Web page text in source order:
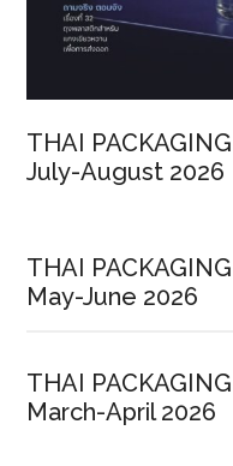
THAI
July-August 2026
THAI
May-June 2026
THAI
March-April 2026